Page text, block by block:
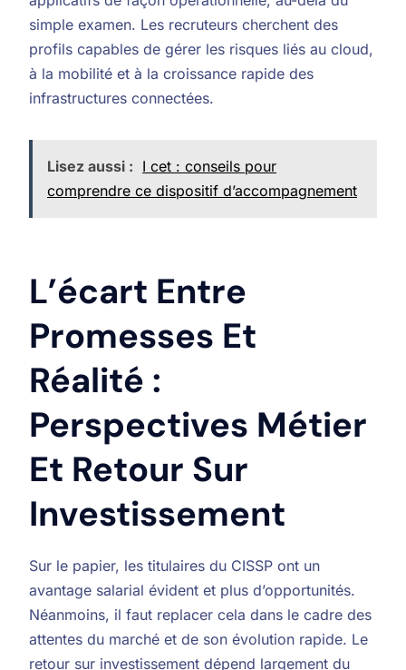
simple examen. Les recruteurs cherchent des
profils capables de gérer les risques liés au cloud,
à la mobilité et à la croissance rapide des
infrastructures connectées.
Lisez aussi : I cet : conseils pour
comprendre ce dispositif d’accompagnement
L’écart Entre
Promesses Et
Réalité :
Perspectives Métier
Et Retour Sur
Investissement
Sur le papier, les titulaires du CISSP ont un
avantage salarial évident et plus d’opportunités.
Néanmoins, il faut replacer cela dans le cadre des
attentes du marché et de son évolution rapide. Le
retour sur investissement dépend largement du